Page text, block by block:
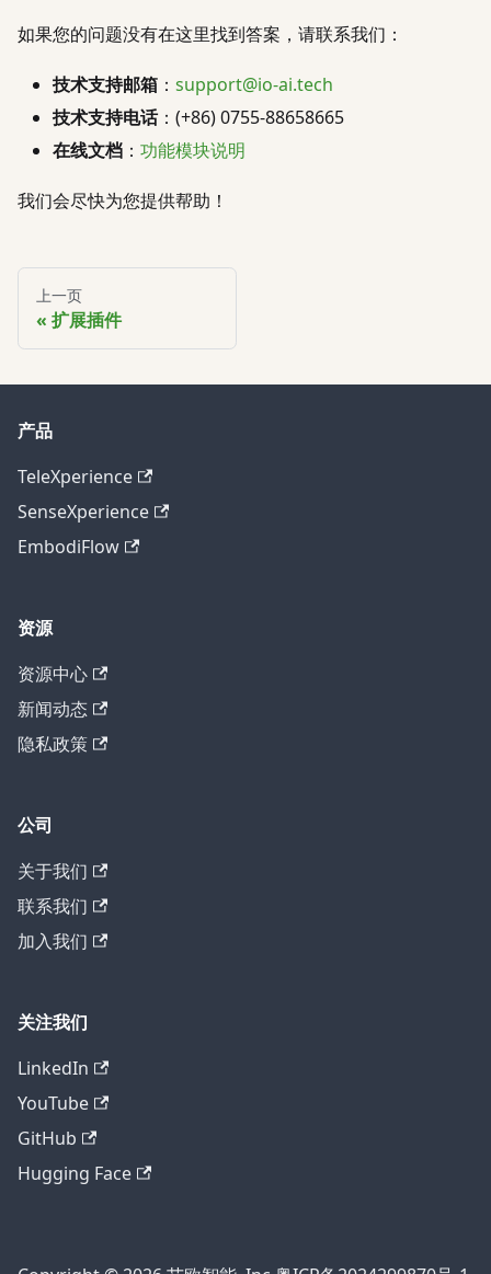
如果您的问题没有在这里找到答案，请联系我们：
技术支持邮箱 ： support@io-ai.tech
技术支持电话：(+86) 0755-88658665
在线文档 ： 功能模块说明
我们会尽快为您提供帮助！
上一页
扩展插件
产品
TeleXperience
SenseXperience
EmbodiFlow
资源
资源中心
新闻动态
隐私政策
公司
关于我们
联系我们
加入我们
关注我们
LinkedIn
YouTube
GitHub
Hugging Face